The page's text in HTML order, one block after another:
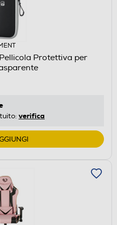
Protettiva per
verifica